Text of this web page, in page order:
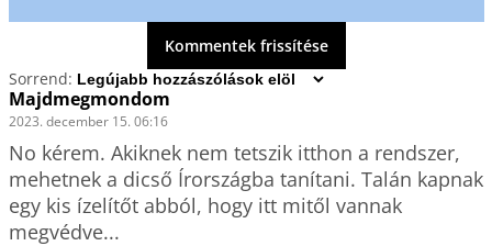
Kommentek frissítése
Sorrend:
Majdmegmondom
2023. december 15. 06:16
No kérem. Akiknek nem tetszik itthon a rendszer,
mehetnek a dicső Írországba tanítani. Talán kapnak
egy kis ízelítőt abból, hogy itt mitől vannak
megvédve...